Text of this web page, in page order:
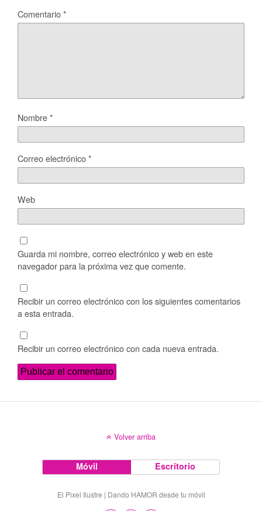
Comentario*
Nombre*
Correo electrónico*
Web
Guarda mi nombre, correo electrónico y web en este
navegador para la próxima vez que comente.
Recibir un correo electrónico con los siguientes comentarios
a esta entrada.
Recibir un correo electrónico con cada nueva entrada.
Volver arriba
Móvil Escritorio
El Pixel Ilustre | Dando HAMOR desde tu móvil